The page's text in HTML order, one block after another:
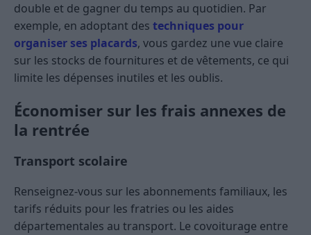
double et de gagner du temps au quotidien. Par
exemple, en adoptant des techniques pour
organiser ses placards, vous gardez une vue claire
sur les stocks de fournitures et de vêtements, ce qui
limite les dépenses inutiles et les oublis.
Économiser sur les frais annexes de
la rentrée
Transport scolaire
Renseignez-vous sur les abonnements familiaux, les
tarifs réduits pour les fratries ou les aides
départementales au transport. Le covoiturage entre